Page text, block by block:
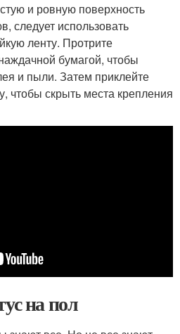
и ровную поверхность
следует использовать
ленту. Протрите
бумагой, чтобы
и пыли. Затем приклейте
чтобы скрыть места крепления
на пол